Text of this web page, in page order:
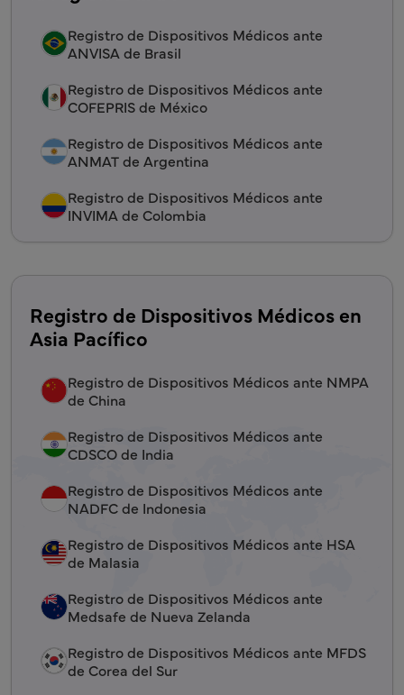
Registro de Dispositivos Médicos ante
ANVISA de Brasil
Registro de Dispositivos Médicos ante
COFEPRIS de México
Registro de Dispositivos Médicos ante
ANMAT de Argentina
Registro de Dispositivos Médicos ante
INVIMA de Colombia
Registro de Dispositivos Médicos en
Asia Pacífico
Registro de Dispositivos Médicos ante NMPA
de China
Registro de Dispositivos Médicos ante
CDSCO de India
Registro de Dispositivos Médicos ante
NADFC de Indonesia
Registro de Dispositivos Médicos ante HSA
de Malasia
Registro de Dispositivos Médicos ante
Medsafe de Nueva Zelanda
Registro de Dispositivos Médicos ante MFDS
de Corea del Sur